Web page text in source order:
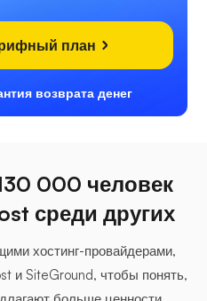
план
возврата денег
000 человек
среди других
хостинг-провайдерами,
и SiteGround, чтобы понять,